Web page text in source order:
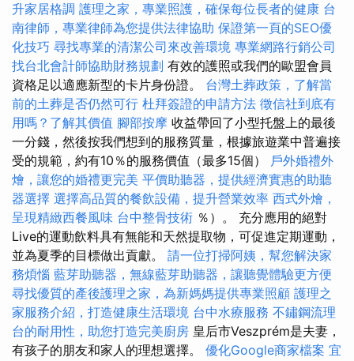
升家居格調 護理之家，專業照護，確保每位長者的健康 台
南律師，專業律師為您提供法律協助 保證第一頁的SEO優
化技巧 尋找專業的清潔公司來改善環境 專業網路行銷公司
找台北會計師協助財務規劃 有效的護照或我們的歐盟會員
資格足以適應新型的卡片身份證。 台灣土葬政策，了解當
前的土葬是否仍然可行 杜拜簽證的申請方法 徵信社到底有
用嗎？了解其價值 腳部按摩 收益帶回了小型托盤上的最後
一分錢，然後按我們想到的服務質量，根據旅遊業中普遍接
受的規範，約有10％的服務價值（最多15個） 戶外婚禮外
燴，讓您的婚禮更完美 平價助聽器，提供經濟實惠的助聽
器選擇 選擇高品質的餐飲設備，提升營業效率 西式外燴，
呈現精緻西餐風味 台中整骨技術 ％）。 充分應用的絕對
Live的運動飲料具有無能和天然提取物，可促進定期運動，
並為夏季的目標做出貢獻。 請一位打掃阿姨，幫您解決家
務煩惱 藍芽助聽器，無線藍芽助聽器，讓聽覺體驗更方便
尋找優質的產後護理之家，為新媽媽提供專業照顧 護理之
家服務介紹，打造健康生活環境 台中水療服務 不鏽鋼流理
台的耐用性，助您打造完美廚房 皇后市Veszprém是夫妻，
有孩子的朋友和家人的理想選擇。 優化Google商家檔案 宜